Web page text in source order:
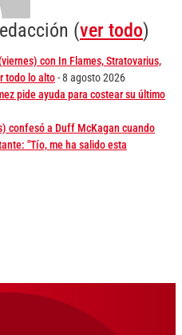
(ver todo)
con In Flames, Stratovarius,
todo lo alto- 8 agosto 2026
pide ayuda para costear su último
confesó a Duff McKagan cuando
"Tío, me ha salido esta